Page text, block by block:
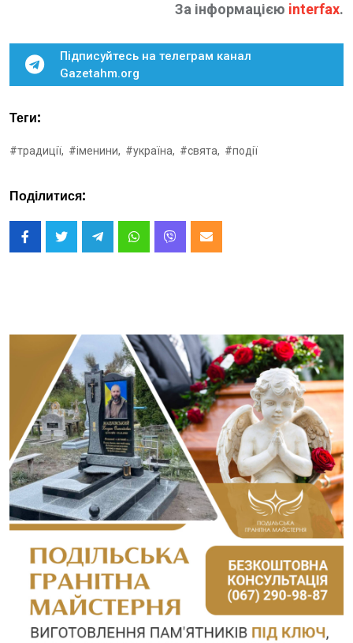
За інформацією interfax.
Підписуйтесь на телеграм канал
Gazetahm.org
Теги:
#традиції, #іменини, #україна, #свята, #події
Поділитися: